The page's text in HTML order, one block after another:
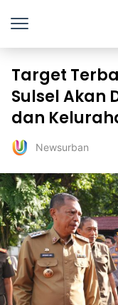
Target
Sulsel Akan
dan
Newsurban